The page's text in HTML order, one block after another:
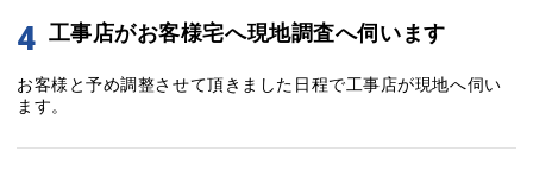
4 工事店がお客様宅へ現地調査へ伺います
お客様と予め調整させて頂きました日程で工事店が現地へ伺い
ます。